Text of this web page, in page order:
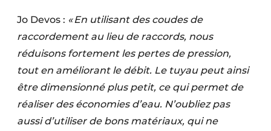
Jo Devos : « En utilisant des coudes de
raccordement au lieu de raccords, nous
réduisons fortement les pertes de pression,
tout en améliorant le débit. Le tuyau peut ainsi
être dimensionné plus petit, ce qui permet de
réaliser des économies d’eau. N’oubliez pas
aussi d’utiliser de bons matériaux, qui ne